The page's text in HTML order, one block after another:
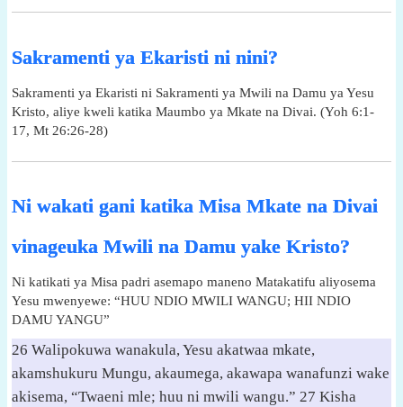
Sakramenti ya Ekaristi ni nini?
Sakramenti ya Ekaristi ni Sakramenti ya Mwili na Damu ya Yesu
Kristo, aliye kweli katika Maumbo ya Mkate na Divai. (Yoh 6:1-
17, Mt 26:26-28)
Ni wakati gani katika Misa Mkate na Divai
vinageuka Mwili na Damu yake Kristo?
Ni katikati ya Misa padri asemapo maneno Matakatifu aliyosema
Yesu mwenyewe: “HUU NDIO MWILI WANGU; HII NDIO
DAMU YANGU”
26 Walipokuwa wanakula, Yesu akatwaa mkate,
akamshukuru Mungu, akaumega, akawapa wanafunzi wake
akisema, “Twaeni mle; huu ni mwili wangu.” 27 Kisha